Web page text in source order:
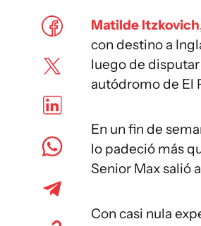
Matilde Itzkovich
con destino a
luego de
autódromo de El
En un fin de
lo padeció más
Senior Max salió
Con casi nula